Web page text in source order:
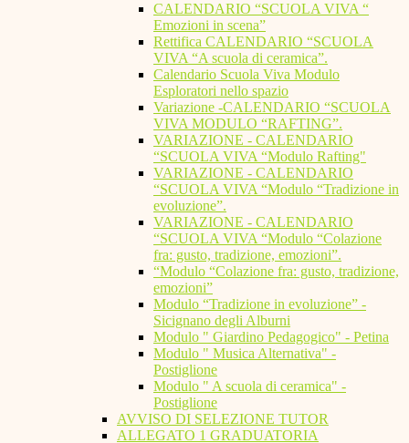
CALENDARIO “SCUOLA VIVA “
Emozioni in scena”
Rettifica CALENDARIO “SCUOLA
VIVA “A scuola di ceramica”.
Calendario Scuola Viva Modulo
Esploratori nello spazio
Variazione -CALENDARIO “SCUOLA
VIVA MODULO “RAFTING”.
VARIAZIONE - CALENDARIO
“SCUOLA VIVA “Modulo Rafting"
VARIAZIONE - CALENDARIO
“SCUOLA VIVA “Modulo “Tradizione in
evoluzione”.
VARIAZIONE - CALENDARIO
“SCUOLA VIVA “Modulo “Colazione
fra: gusto, tradizione, emozioni”.
“Modulo “Colazione fra: gusto, tradizione,
emozioni”
Modulo “Tradizione in evoluzione” -
Sicignano degli Alburni
Modulo " Giardino Pedagogico" - Petina
Modulo " Musica Alternativa" -
Postiglione
Modulo " A scuola di ceramica" -
Postiglione
AVVISO DI SELEZIONE TUTOR
ALLEGATO 1 GRADUATORIA